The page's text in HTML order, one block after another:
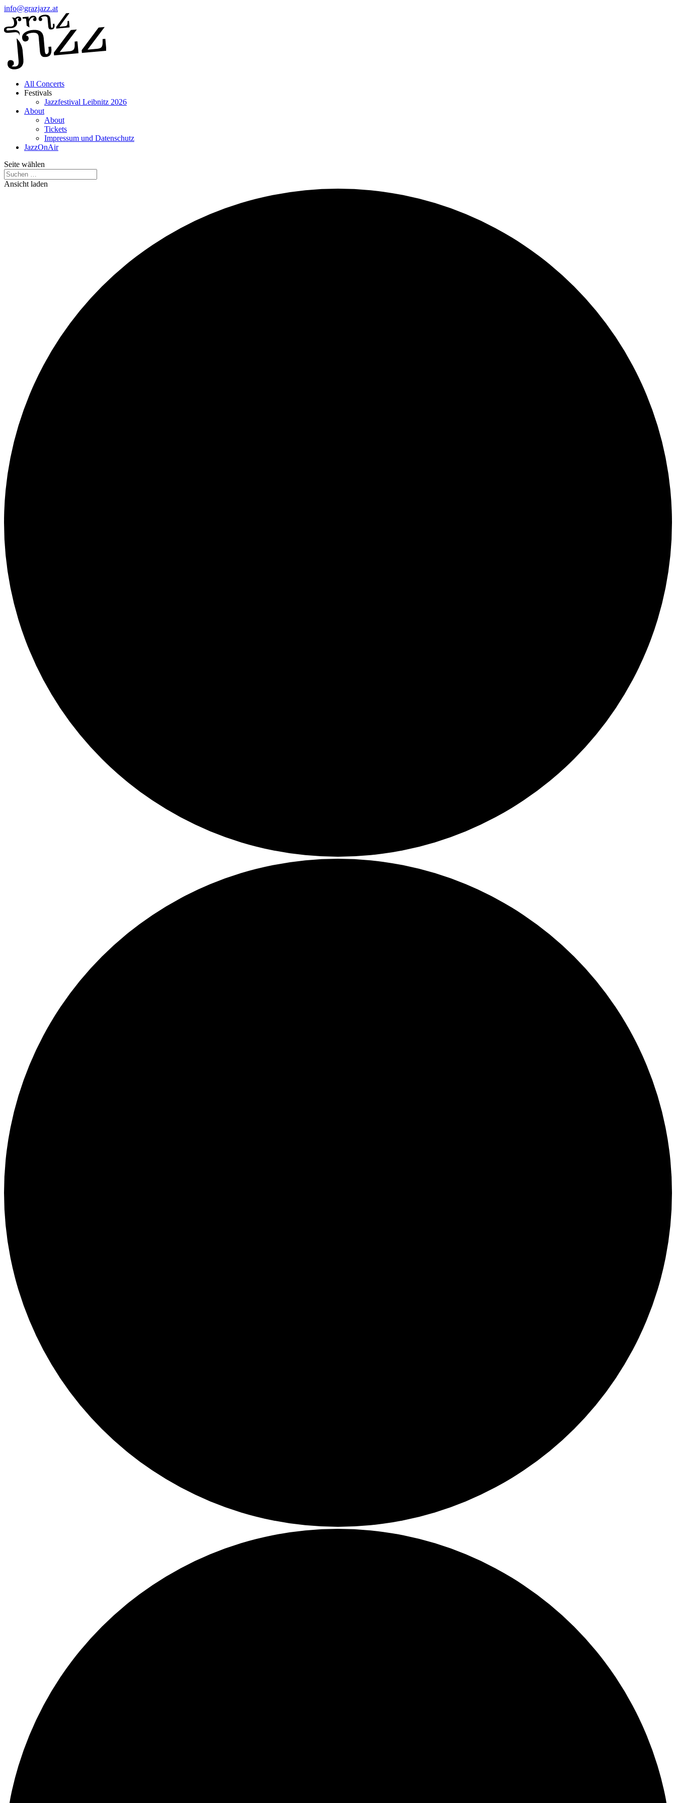
info@grazjazz.at
All Concerts
Festivals
Jazzfestival Leibnitz 2026
About
About
Tickets
Impressum und Datenschutz
JazzOnAir
Seite wählen
Ansicht laden